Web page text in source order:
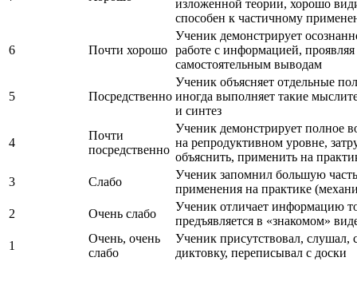
изложенной теории, хорошо
способен к частичному
6 Почти хорошо
Ученик демонстрирует
работе с информацией, проявляя
самостоятельным выводам
5 Посредственно
Ученик объясняет отдельные
иногда выполняет такие
и синтез
4
Почти
посредственно
Ученик демонстрирует полное
на репродуктивном уровне,
объяснить, применить на
3
Слабо
Ученик запомнил большую
применения на практике
2
Очень слабо
Ученик отличает информацию
предъявляется в «знакомом»
1
Очень, очень
слабо
Ученик присутствовал, слушал,
диктовку, переписывал с доски